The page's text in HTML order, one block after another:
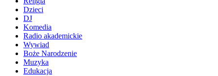
Dzieci
DJ
Komedia
Radio akademickie
Wywiad
Boże Narodzenie
Muzyka
Edukacja